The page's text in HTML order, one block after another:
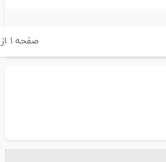
صفحه ۱ از ۱